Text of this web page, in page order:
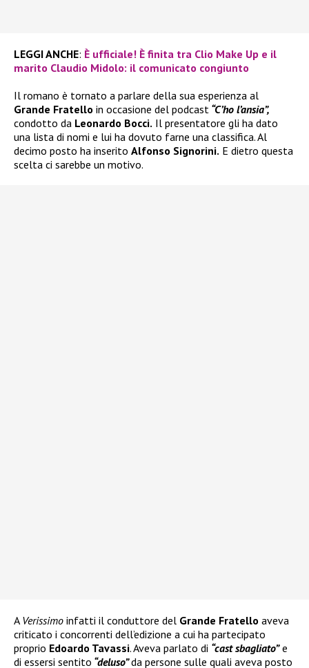
LEGGI ANCHE: È ufficiale! È finita tra Clio Make Up e il
marito Claudio Midolo: il comunicato congiunto
Il romano è tornato a parlare della sua esperienza al
Grande Fratello in occasione del podcast “C’ho l’ansia”,
condotto da Leonardo Bocci. Il presentatore gli ha dato
una lista di nomi e lui ha dovuto farne una classifica. Al
decimo posto ha inserito Alfonso Signorini. E dietro questa
scelta ci sarebbe un motivo.
A Verissimo infatti il conduttore del Grande Fratello aveva
criticato i concorrenti dell’edizione a cui ha partecipato
proprio Edoardo Tavassi. Aveva parlato di “cast sbagliato”e
di essersi sentito “deluso”da persone sulle quali aveva posto